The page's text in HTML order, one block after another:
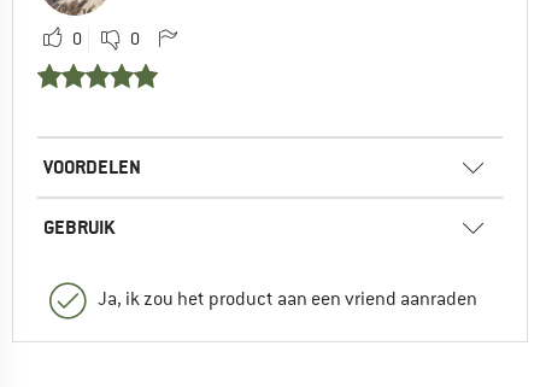
0 0
VOORDELEN
GEBRUIK
Ja, ik zou het product aan een vriend aanraden